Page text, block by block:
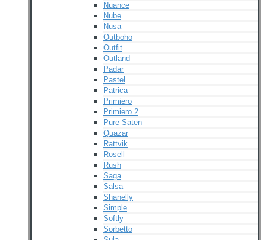
Nuance
Nube
Nusa
Outboho
Outfit
Outland
Padar
Pastel
Patrica
Primiero
Primiero 2
Pure Saten
Quazar
Rattvik
Rosell
Rush
Saga
Salsa
Shanelly
Simple
Softly
Sorbetto